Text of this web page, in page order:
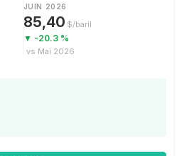
JUIN 2026
85,40 $/baril
▼ -20.3 %
vs Mai 2026